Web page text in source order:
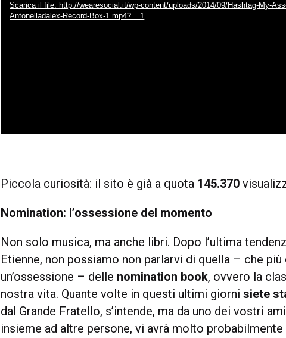
Scarica il file: http://wearesocial.it/wp-content/uploads/2014/09/Hashtag-My-
Antonelladalex-Record-Box-1.mp4?_=1
Piccola curiosità: il sito è già a quota 145.370
Nomination: l’ossessione del momento
Non solo musica, ma anche libri. Dopo l’ultima
Etienne, non possiamo non parlarvi di quella – che più
un’ossessione – delle nomination book, ovvero la
nostra vita. Quante volte in questi ultimi giornisiete
dal Grande Fratello, s’intende, ma da uno dei vostri
insieme ad altre persone, vi avrà molto